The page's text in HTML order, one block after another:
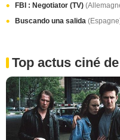
FBI : Negotiator (TV)
Buscando una salida
Top actus ciné